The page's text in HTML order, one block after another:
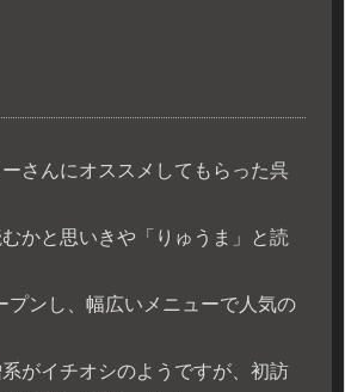
さんにオススメしてもらった呉
むかと思いきや「りゅうま」と読
プンし、幅広いメニューで人気の
がイチオシのようですが、初訪